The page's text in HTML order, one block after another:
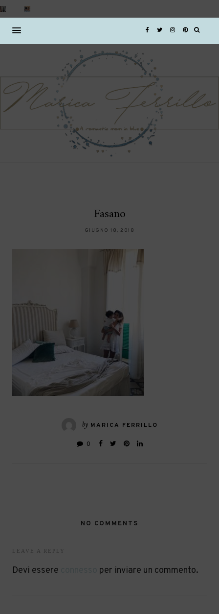
Fasano
GIUGNO 18, 2018
by MARICA FERRILLO
0
NO COMMENTS
LEAVE A REPLY
Devi essere per inviare un commento.